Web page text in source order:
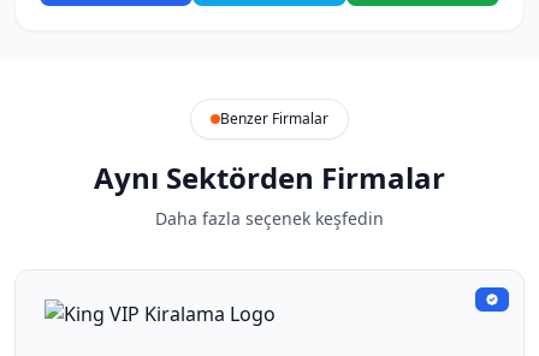
Benzer Firmalar
Aynı Sektörden Firmalar
Daha fazla seçenek keşfedin